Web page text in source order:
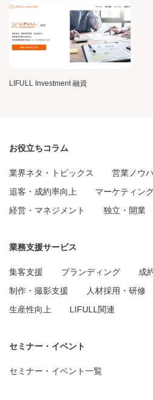
LIFULL Investment 融資
お役立ちコラム
業界ネタ・トピックス 営業ノウ
追客・成約率向上
マーケティン
経営・マネジメント
独立・開業
業務支援サービス
集客支援 ブランディング
成
制作・撮影支援
人材採用・研修
生産性向上
LIFULL関連
セミナー・イベント
セミナー・イベント一覧